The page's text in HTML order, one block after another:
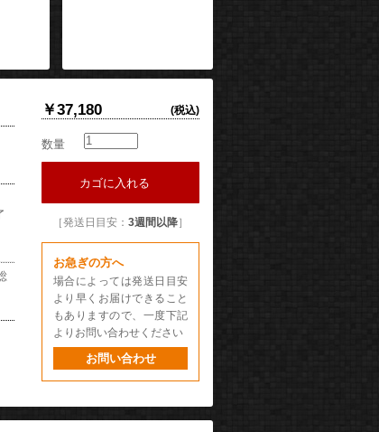
￥37,180 (税込)
数量
カゴに入れる
［発送日目安： 3週間以降］
お急ぎの方へ
場合によっては発送日目安
より早くお届けできること
もありますので、一度下記
よりお問い合わせください
お問い合わせ